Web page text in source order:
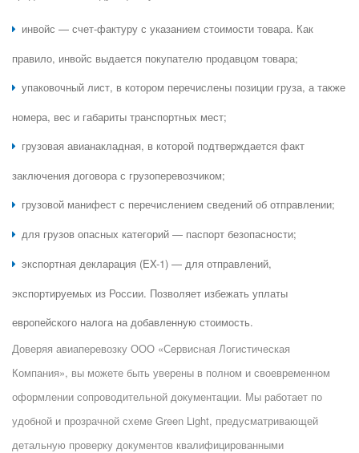
инвойс — счет-фактуру с указанием стоимости товара. Как
правило, инвойс выдается покупателю продавцом товара;
упаковочный лист, в котором перечислены позиции груза, а также
номера, вес и габариты транспортных мест;
грузовая авианакладная, в которой подтверждается факт
заключения договора с грузоперевозчиком;
грузовой манифест с перечислением сведений об отправлении;
для грузов опасных категорий — паспорт безопасности;
экспортная декларация (EX-1) — для отправлений,
экспортируемых из России. Позволяет избежать уплаты
европейского налога на добавленную стоимость.
Доверяя авиаперевозку ООО «Сервисная Логистическая
Компания», вы можете быть уверены в полном и своевременном
оформлении сопроводительной документации. Мы работает по
удобной и прозрачной схеме Green Light, предусматривающей
детальную проверку документов квалифицированными